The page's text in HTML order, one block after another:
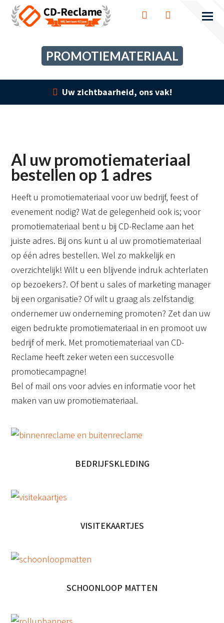
PROMOTIEMATERIAAL
Uw zichtbaarheid, ons vak!
Al uw promotiemateriaal
bestellen op 1 adres
Heeft u promotiemateriaal voor uw bedrijf, feest of
evenement nodig? Wat de gelegenheid ook is; voor
promotiemateriaal bent u bij CD-Reclame aan het
juiste adres. Bij ons kunt u al uw promotiemateriaal
op één adres bestellen. Wel zo makkelijk en
overzichtelijk! Wilt u een blijvende indruk achterlaten
op bezoekers?. Of bent u sales of marketing manager
bij een organisatie? Of wilt u graag als zelfstandig
ondernemer uw onderneming promoten? Zet dan uw
eigen bedrukte promotiemateriaal in en promoot uw
bedrijf of merk. Met promotiemateriaal van CD-
Reclame heeft zeker weten een succesvolle
promotiecampagne!
Bel of mail ons voor advies en informatie voor het
maken van uw promotiemateriaal.
BEDRIJFSKLEDING
VISITEKAARTJES
SCHOONLOOP MATTEN